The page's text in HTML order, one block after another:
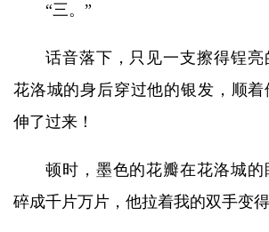
“三。”
话音落下，只见一支擦得锃亮
花洛城的身后穿过他的银发，顺
伸了过来！
顿时，墨色的花瓣在花洛城的
碎成千片万片，他拉着我的双手变得